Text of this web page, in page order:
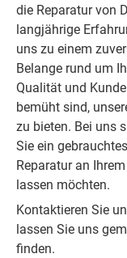
die Reparatur von
langjährige
uns zu einem
Belange rund um
Qualität und
bemüht sind,
zu bieten. Bei uns
Sie ein
Reparatur an
lassen möchten.
Kontaktieren Sie
lassen Sie uns
finden.